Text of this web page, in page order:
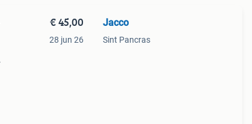
€ 45,00
28 jun 26
Jacco
Sint Pancras